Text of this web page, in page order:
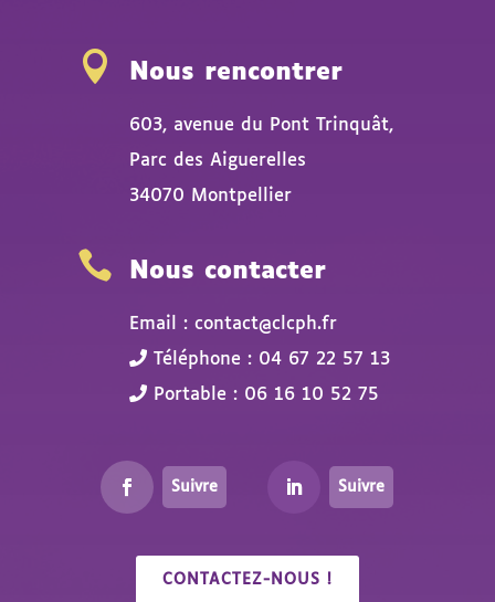
 Nous rencontrer
603, avenue du Pont Trinquât,
Parc des Aiguerelles
34070 Montpellier
 Nous contacter
Email : contact@clcph.fr
Téléphone : 04 67 22 57 13
Portable : 06 16 10 52 75
Suivre Suivre
CONTACTEZ-NOUS !